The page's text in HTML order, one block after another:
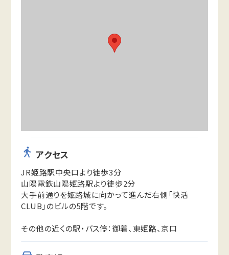
アクセス
JR姫路駅中央口より徒歩3分
山陽電鉄山陽姫路駅より徒歩2分
大手前通りを姫路城に向かって進んだ右側「快活
CLUB」のビルの5階です。
その他の近くの駅・バス停：御着、東姫路、京口